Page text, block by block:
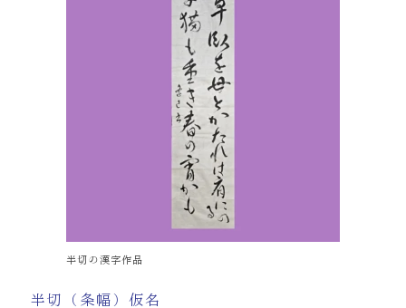
半切の漢字作品
半切（条幅）仮名